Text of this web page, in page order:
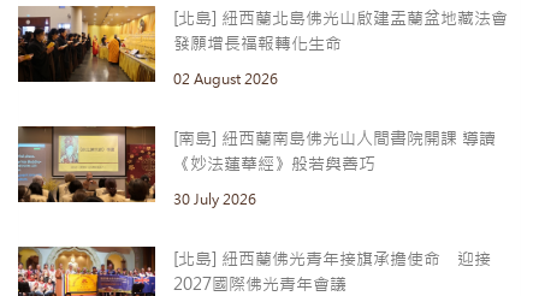
[北島] 紐西蘭北島佛光山啟建盂蘭盆地藏法會
發願增長福報轉化生命
02 August 2026
[南島] 紐西蘭南島佛光山人間書院開課 導讀
《妙法蓮華經》般若與善巧
30 July 2026
[北島] 紐西蘭佛光青年接旗承擔使命 迎接
2027國際佛光青年會議